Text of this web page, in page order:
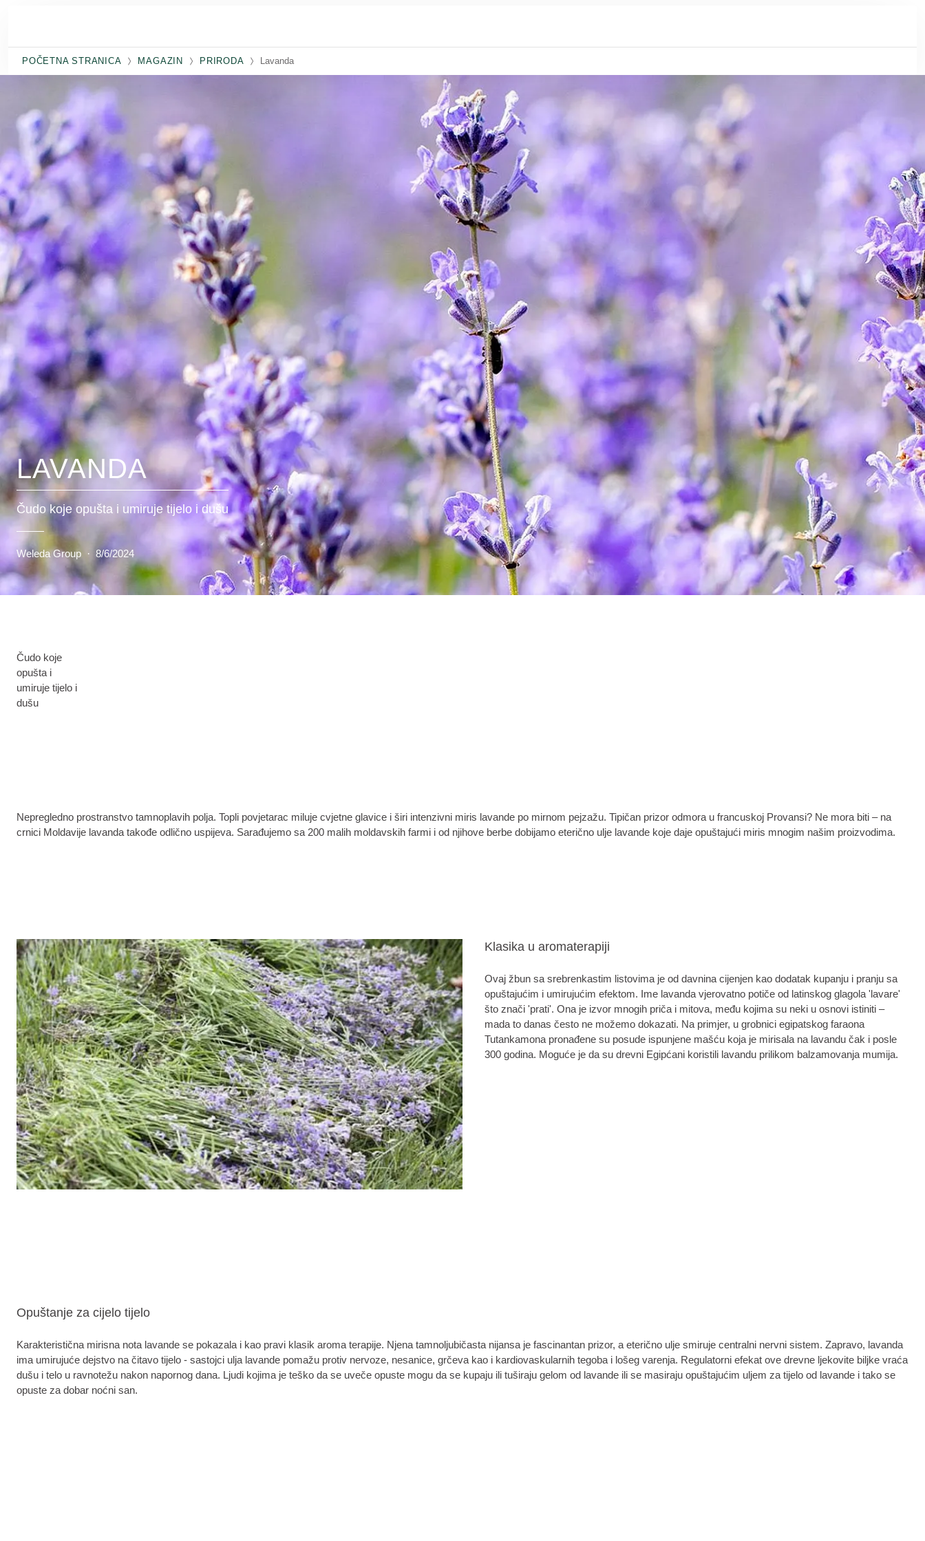
POČETNA STRANICA MAGAZIN PRIRODA Lavanda
LAVANDA
Čudo koje opušta i umiruje tijelo i dušu
Weleda Group · 8/6/2024
Čudo koje
opušta i
umiruje tijelo i
dušu
Nepregledno prostranstvo tamnoplavih polja. Topli povjetarac miluje cvjetne glavice i širi intenzivni miris lavande po mirnom pejzažu. Tipičan prizor odmora u francuskoj Provansi? Ne mora biti – na
crnici Moldavije lavanda takođe odlično uspijeva. Sarađujemo sa 200 malih moldavskih farmi i od njihove berbe dobijamo eterično ulje lavande koje daje opuštajući miris mnogim našim proizvodima.
Klasika u aromaterapiji
Ovaj žbun sa srebrenkastim listovima je od davnina cijenjen kao dodatak kupanju i pranju sa
opuštajućim i umirujućim efektom. Ime lavanda vjerovatno potiče od latinskog glagola 'lavare'
što znači 'prati'. Ona je izvor mnogih priča i mitova, među kojima su neki u osnovi istiniti –
mada to danas često ne možemo dokazati. Na primjer, u grobnici egipatskog faraona
Tutankamona pronađene su posude ispunjene mašću koja je mirisala na lavandu čak i posle
300 godina. Moguće je da su drevni Egipćani koristili lavandu prilikom balzamovanja mumija.
Opuštanje za cijelo tijelo
Karakteristična mirisna nota lavande se pokazala i kao pravi klasik aroma terapije. Njena tamnoljubičasta nijansa je fascinantan prizor, a eterično ulje smiruje centralni nervni sistem. Zapravo, lavanda
ima umirujuće dejstvo na čitavo tijelo - sastojci ulja lavande pomažu protiv nervoze, nesanice, grčeva kao i kardiovaskularnih tegoba i lošeg varenja. Regulatorni efekat ove drevne ljekovite biljke vraća
dušu i telo u ravnotežu nakon napornog dana. Ljudi kojima je teško da se uveče opuste mogu da se kupaju ili tuširaju gelom od lavande ili se masiraju opuštajućim uljem za tijelo od lavande i tako se
opuste za dobar noćni san.